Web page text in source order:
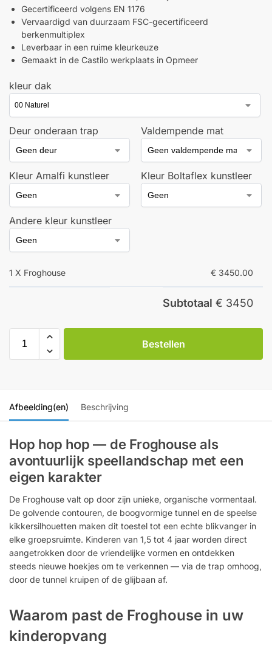
Gecertificeerd volgens EN 1176
Vervaardigd van duurzaam FSC-gecertificeerd
berkenmultiplex
Leverbaar in een ruime kleurkeuze
Gemaakt in de Castilo werkplaats in Opmeer
kleur dak
Deur onderaan trap Valdempende mat
Kleur Amalfi kunstleer Kleur Boltaflex kunstleer
Andere kleur kunstleer
1 X Froghouse € 3450.00
Subtotaal € 3450
Bestellen
Afbeelding(en) Beschrijving
Hop hop hop — de Froghouse als
avontuurlijk speellandschap met een
eigen karakter
De Froghouse valt op door zijn unieke, organische vormentaal.
De golvende contouren, de boogvormige tunnel en de speelse
kikkersilhouetten maken dit toestel tot een echte blikvanger in
elke groepsruimte. Kinderen van 1,5 tot 4 jaar worden direct
aangetrokken door de vriendelijke vormen en ontdekken
steeds nieuwe hoekjes om te verkennen — via de trap omhoog,
door de tunnel kruipen of de glijbaan af.
Waarom past de Froghouse in uw
kinderopvang